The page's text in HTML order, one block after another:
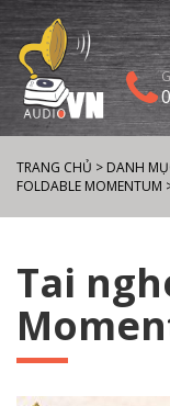
TRANG CHỦ > DANH
FOLDABLE MOMENTUM
Tai